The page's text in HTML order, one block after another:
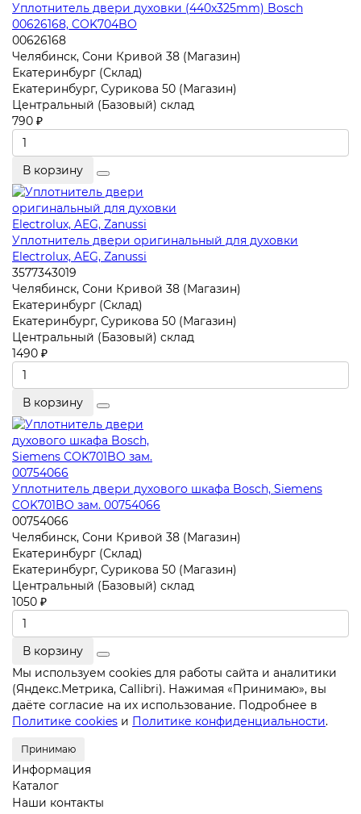
Уплотнитель двери духовки (440x325mm) Bosch
00626168, COK704BO
00626168
Челябинск, Сони Кривой 38 (Магазин)
Екатеринбург (Склад)
Екатеринбург, Сурикова 50 (Магазин)
Центральный (Базовый) склад
790 ₽
В корзину
Уплотнитель двери оригинальный для духовки
Electrolux, AEG, Zanussi
3577343019
Челябинск, Сони Кривой 38 (Магазин)
Екатеринбург (Склад)
Екатеринбург, Сурикова 50 (Магазин)
Центральный (Базовый) склад
1490 ₽
В корзину
Уплотнитель двери духового шкафа Bosch, Siemens
COK701BO зам. 00754066
00754066
Челябинск, Сони Кривой 38 (Магазин)
Екатеринбург (Склад)
Екатеринбург, Сурикова 50 (Магазин)
Центральный (Базовый) склад
1050 ₽
В корзину
Мы используем cookies для работы сайта и аналитики
(Яндекс.Метрика, Callibri). Нажимая «Принимаю», вы
даёте согласие на их использование. Подробнее в
Политике cookies и Политике конфиденциальности.
Принимаю
Информация
Каталог
Наши контакты